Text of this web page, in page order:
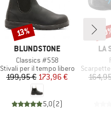
MARCHIO
BLUNDSTONE
Articolo
Classics #558
Gruppo di prodotti
Stivali per il tempo libero
Prezzo
199,95 €Prezzo ridotto
173,96 €
5,0(2)
Sconto
13%
LA
Gruppo
Scarpette